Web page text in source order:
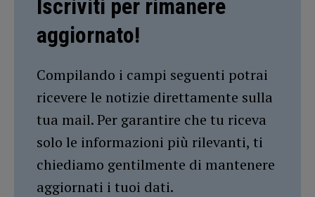
Iscriviti per rimanere
aggiornato!
Compilando i campi seguenti potrai
ricevere le notizie direttamente sulla
tua mail. Per garantire che tu riceva
solo le informazioni più rilevanti, ti
chiediamo gentilmente di mantenere
aggiornati i tuoi dati.